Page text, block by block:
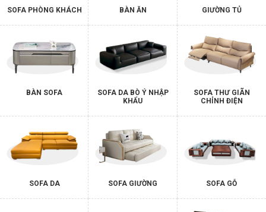
SOFA PHÒNG KHÁCH BÀN ĂN GIƯỜNG TỦ
BÀN SOFA
SOFA DA BÒ Ý NHẬP
KHẨU
SOFA THƯ GIÃN
CHỈNH ĐIỆN
SOFA DA SOFA GIƯỜNG SOFA GỖ